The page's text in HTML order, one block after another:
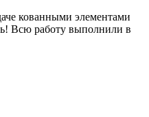
кованными элементами
Всю работу выполнили в